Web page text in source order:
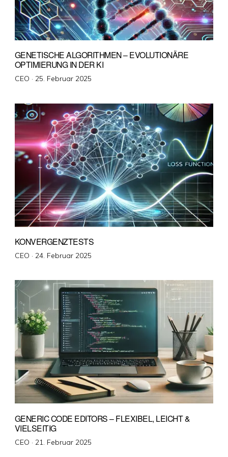
GENETISCHE ALGORITHMEN – EVOLUTIONÄRE
OPTIMIERUNG IN DER KI
CEO · Veröffentlicht
25. Februar 2025
KONVERGENZTESTS
CEO · Veröffentlicht
24. Februar 2025
GENERIC CODE EDITORS – FLEXIBEL, LEICHT &
VIELSEITIG
CEO · Veröffentlicht
21. Februar 2025